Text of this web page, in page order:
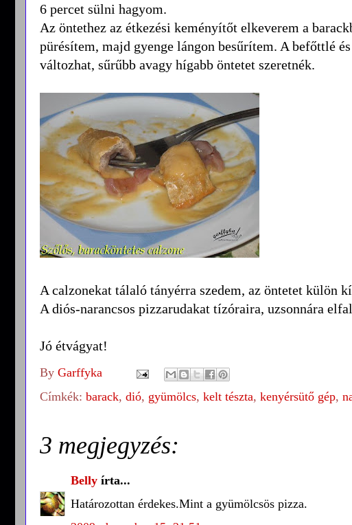
6 percet sülni hagyom.
Az öntethez az étkezési keményítőt elkeverem a
pürésítem, majd gyenge lángon besűrítem. A befőttlé
változhat, sűrűbb avagy hígabb öntetet szeretnék.
A calzonekat tálaló tányérra szedem, az öntetet külön
A diós-narancsos pizzarudakat tízóraira, uzsonnára
Jó étvágyat!
By Garffyka
Címkék: barack, dió, gyümölcs, kelt tészta, kenyérsütő gép,
3 megjegyzés:
Belly írta...
Határozottan érdekes.Mint a gyümölcsös pizza.